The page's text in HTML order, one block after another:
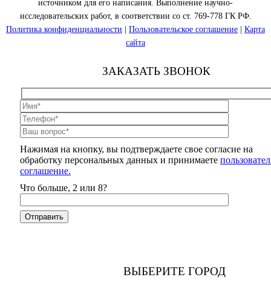
источником для его написания. Выполнение научно-
исследовательских работ, в соответствии со ст. 769-778 ГК РФ.
Политика конфиденциальности
Пользовательское соглашение
Карта
сайта
ЗАКАЗАТЬ ЗВОНОК
Нажимая на кнопку, вы подтверждаете свое согласие на
обработку персональных данных и принимаете
соглашение.
Что больше, 2 или 8?
ВЫБЕРИТЕ ГОРОД